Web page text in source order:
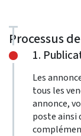
Processus
1.
Les
tous les
annonce,
poste ainsi